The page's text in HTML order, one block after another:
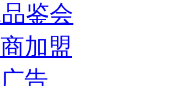
鉴会
加盟
告